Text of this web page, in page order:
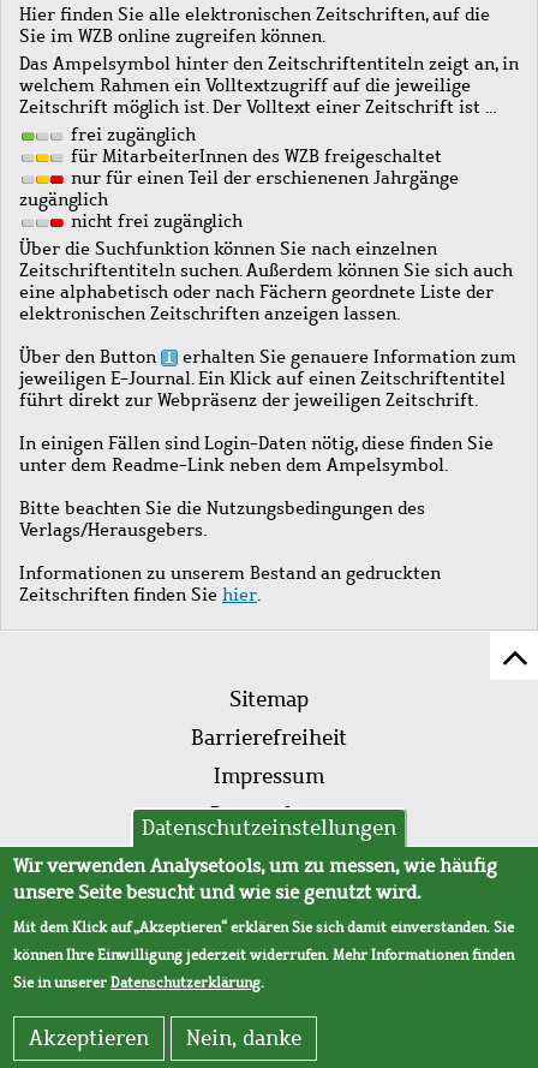
Hier finden Sie alle elektronischen Zeitschriften, auf die
Sie im WZB online zugreifen können.
Das Ampelsymbol hinter den Zeitschriftentiteln zeigt an, in
welchem Rahmen ein Volltextzugriff auf die jeweilige
Zeitschrift möglich ist. Der Volltext einer Zeitschrift ist …
frei zugänglich
für MitarbeiterInnen des WZB freigeschaltet
nur für einen Teil der erschienenen Jahrgänge
zugänglich
nicht frei zugänglich
Über die Suchfunktion können Sie nach einzelnen
Zeitschriftentiteln suchen. Außerdem können Sie sich auch
eine alphabetisch oder nach Fächern geordnete Liste der
elektronischen Zeitschriften anzeigen lassen.
Über den Button
erhalten Sie genauere Information zum
jeweiligen E-Journal. Ein Klick auf einen Zeitschriftentitel
führt direkt zur Webpräsenz der jeweiligen Zeitschrift.
In einigen Fällen sind Login-Daten nötig, diese finden Sie
unter dem Readme-Link neben dem Ampelsymbol.
Bitte beachten Sie die Nutzungsbedingungen des
Verlags/Herausgebers.
Informationen zu unserem Bestand an gedruckten
Zeitschriften finden Sie hier.
Fußleistenmenü
Sitemap
Barrierefreiheit
Impressum
Datenschutz
AVB
Datenschutzeinstellungen
Wir verwenden Analysetools, um zu messen, wie häufig
unsere Seite besucht und wie sie genutzt wird.
Mit dem Klick auf „Akzeptieren“ erklären Sie sich damit einverstanden. Sie
können Ihre Einwilligung jederzeit widerrufen. Mehr Informationen finden
Sie in unsererDatenschutzerklärung.
Akzeptieren Nein, danke